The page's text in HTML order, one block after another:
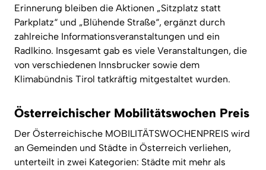
Erinnerung bleiben die Aktionen „Sitzplatz statt
Parkplatz“ und „Blühende Straße“, ergänzt durch
zahlreiche Informationsveranstaltungen und ein
Radlkino. Insgesamt gab es viele Veranstaltungen, die
von verschiedenen Innsbrucker sowie dem
Klimabündnis Tirol tatkräftig mitgestaltet wurden.
Österreichischer Mobilitätswochen Preis
Der Österreichische MOBILITÄTSWOCHENPREIS wird
an Gemeinden und Städte in Österreich verliehen,
unterteilt in zwei Kategorien: Städte mit mehr als